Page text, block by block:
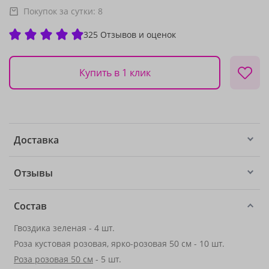
Покупок за сутки: 8
325 Отзывов и оценок
Купить в 1 клик
Доставка
Отзывы
Состав
Гвоздика зеленая - 4 шт.
Роза кустовая розовая, ярко-розовая 50 см - 10 шт.
Роза розовая 50 см - 5 шт.